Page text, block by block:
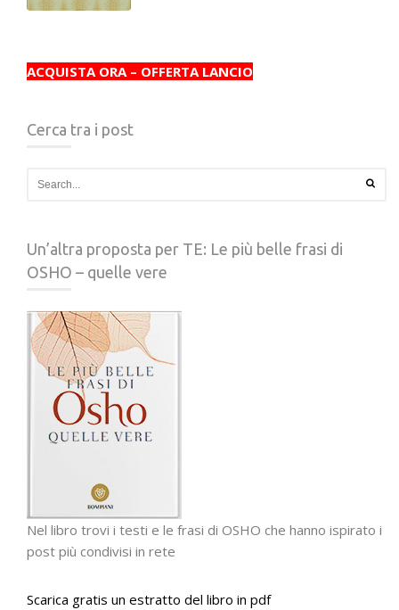
ACQUISTA ORA – OFFERTA LANCIO
Cerca tra i post
Un’altra proposta per TE: Le più belle frasi di
OSHO – quelle vere
Nel libro trovi i testi e le frasi di OSHO che hanno ispirato i
post più condivisi in rete
Scarica gratis un estratto del libro in pdf